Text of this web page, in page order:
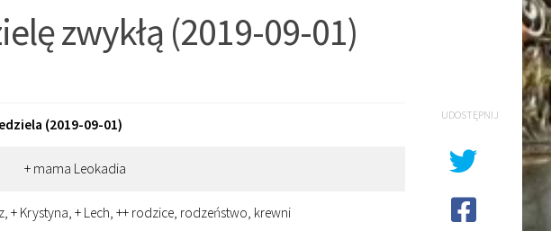
zwykłą (2019-09-01)
(2019-09-01)
+ mama Leokadia
+ Krystyna, + Lech, ++ rodzice, rodzeństwo, krewni
UDOSTĘPNIJ